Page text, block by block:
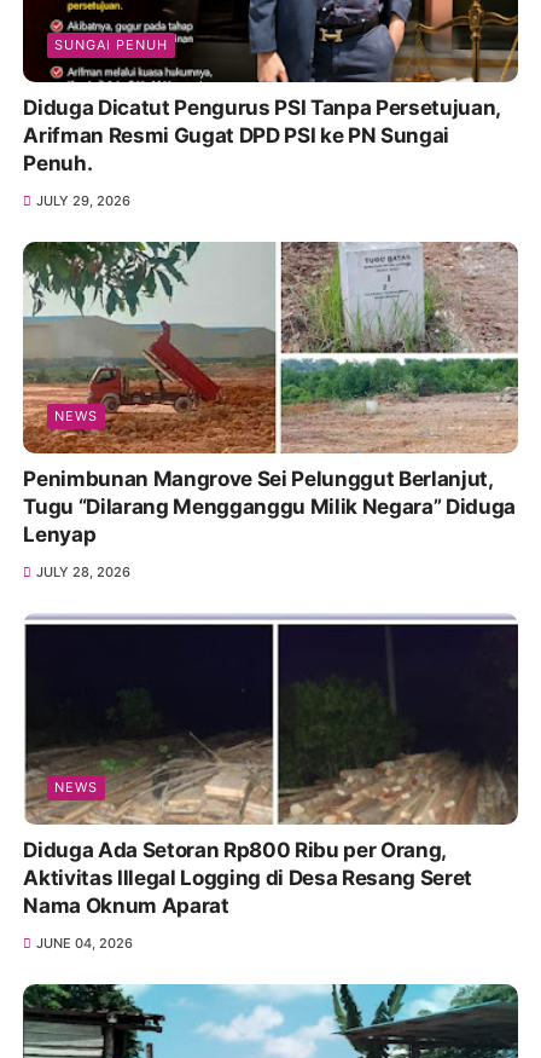
SUNGAI PENUH
Diduga Dicatut Pengurus PSI Tanpa Persetujuan,
Arifman Resmi Gugat DPD PSI ke PN Sungai
Penuh.
JULY 29, 2026
NEWS
Penimbunan Mangrove Sei Pelunggut Berlanjut,
Tugu “Dilarang Mengganggu Milik Negara” Diduga
Lenyap
JULY 28, 2026
NEWS
Diduga Ada Setoran Rp800 Ribu per Orang,
Aktivitas Illegal Logging di Desa Resang Seret
Nama Oknum Aparat
JUNE 04, 2026